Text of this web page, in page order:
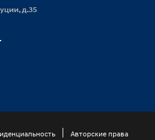
д.35
Авторские права